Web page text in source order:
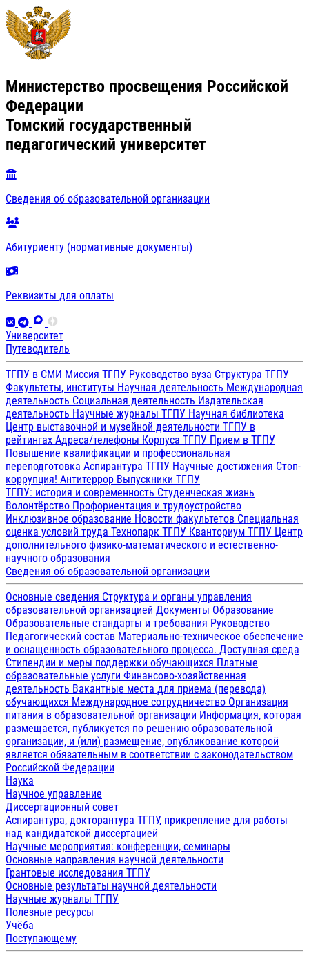
Министерство просвещения Российской
Федерации
Томский государственный
педагогический университет
Сведения об образовательной организации
Абитуриенту (нормативные документы)
Реквизиты для оплаты
Университет
Путеводитель
ТГПУ в СМИ Миссия ТГПУ Руководство вуза Структура ТГПУ
Факультеты, институты Научная деятельность Международная
деятельность Социальная деятельность Издательская
деятельность Научные журналы ТГПУ Научная библиотека
Центр выставочной и музейной деятельности ТГПУ в
рейтингах Адреса/телефоны Корпуса ТГПУ Прием в ТГПУ
Повышение квалификации и профессиональная
переподготовка Аспирантура ТГПУ Научные достижения Стоп-
коррупция! Антитеррор Выпускники ТГПУ
ТГПУ: история и современность Студенческая жизнь
Волонтёрство Профориентация и трудоустройство
Инклюзивное образование Новости факультетов Специальная
оценка условий труда Технопарк ТГПУ Кванториум ТГПУ Центр
дополнительного физико-математического и естественно-
научного образования
Сведения об образовательной организации
Основные сведения Структура и органы управления
образовательной организацией Документы Образование
Образовательные стандарты и требования Руководство
Педагогический состав Материально-техническое обеспечение
и оснащенность образовательного процесса. Доступная среда
Стипендии и меры поддержки обучающихся Платные
образовательные услуги Финансово-хозяйственная
деятельность Вакантные места для приема (перевода)
обучающихся Международное сотрудничество Организация
питания в образовательной организации Информация, которая
размещается, публикуется по решению образовательной
организации, и (или) размещение, опубликование которой
является обязательным в соответствии с законодательством
Российской Федерации
Наука
Научное управление
Диссертационный совет
Аспирантура, докторантура ТГПУ, прикрепление для работы
над кандидатской диссертацией
Научные мероприятия: конференции, семинары
Основные направления научной деятельности
Грантовые исследования ТГПУ
Основные результаты научной деятельности
Научные журналы ТГПУ
Полезные ресурсы
Учёба
Поступающему